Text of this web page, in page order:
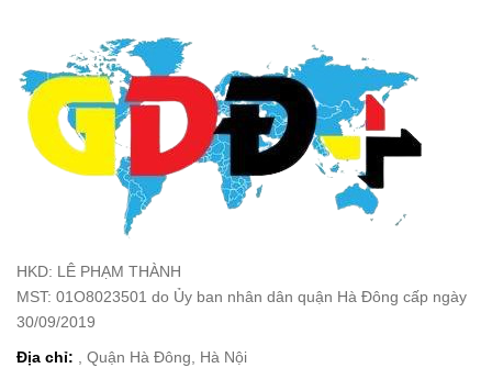
HKD: LÊ PHẠM THÀNH
MST: 01O8023501 do Ủy ban nhân dân quận Hà Đông cấp ngày
30/09/2019
Địa chỉ: , Quận Hà Đông, Hà Nội